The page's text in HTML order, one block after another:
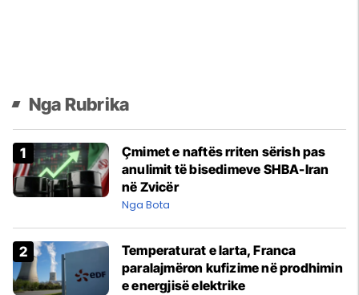
Nga Rubrika
Çmimet e naftës rriten sërish pas
anulimit të bisedimeve SHBA-Iran
në Zvicër
Nga Bota
Temperaturat e larta, Franca
paralajmëron kufizime në prodhimin
e energjisë elektrike